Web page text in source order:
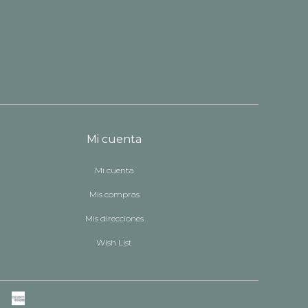
Mi cuenta
Mi cuenta
Mis compras
Mis direcciones
Wish List